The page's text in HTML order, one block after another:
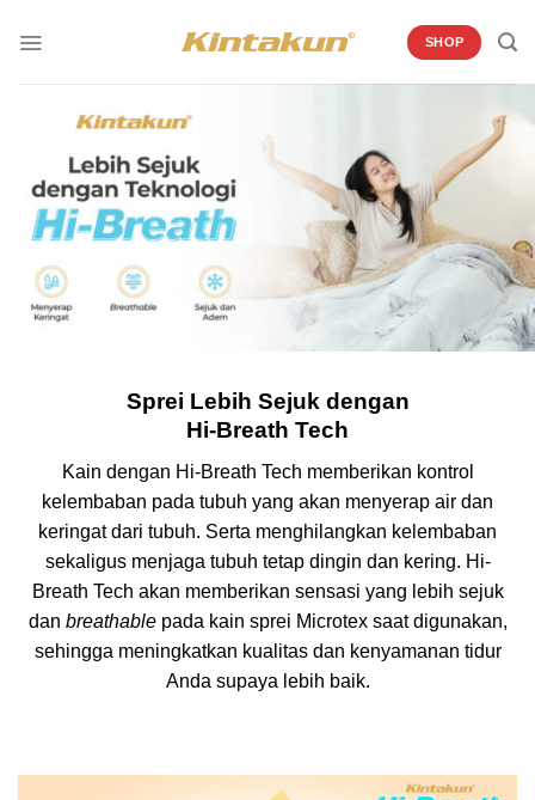
SHOP
Sprei Lebih Sejuk dengan
Hi-Breath Tech
Kain dengan Hi-Breath Tech memberikan kontrol
kelembaban pada tubuh yang akan menyerap air dan
keringat dari tubuh. Serta menghilangkan kelembaban
sekaligus menjaga tubuh tetap dingin dan kering. Hi-
Breath Tech akan memberikan sensasi yang lebih sejuk
dan breathablepada kain sprei Microtex saat digunakan,
sehingga meningkatkan kualitas dan kenyamanan tidur
Anda supaya lebih baik.